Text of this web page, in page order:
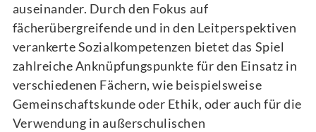
auseinander. Durch den Fokus auf
fächerübergreifende und in den Leitperspektiven
verankerte Sozialkompetenzen bietet das Spiel
zahlreiche Anknüpfungspunkte für den Einsatz in
verschiedenen Fächern, wie beispielsweise
Gemeinschaftskunde oder Ethik, oder auch für die
Verwendung in außerschulischen